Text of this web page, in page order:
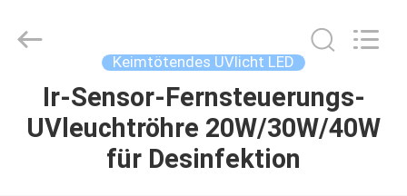
HAUS
PRODUKTE
Electronics
Keimtötendes UVlicht LED
Ir-Sensor-Fernsteuerungs-
UVleuchtröhre 20W/30W/40W
für Desinfektion